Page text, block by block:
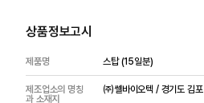
상품정보고시
제품명 스탑 (15일분)
제조업소의 명칭
과 소재지
㈜쎌바이오텍 / 경기도 김포